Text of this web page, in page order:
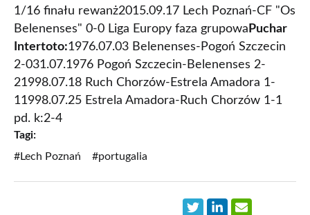
1/16 finału rewanż2015.09.17 Lech Poznań-CF "Os
Belenenses" 0-0 Liga Europy faza grupowa Puchar
Intertoto:1976.07.03 Belenenses-Pogoń Szczecin
2-031.07.1976 Pogoń Szczecin-Belenenses 2-
21998.07.18 Ruch Chorzów-Estrela Amadora 1-
11998.07.25 Estrela Amadora-Ruch Chorzów 1-1
pd. k:2-4
Tagi:
#Lech Poznań
#portugalia